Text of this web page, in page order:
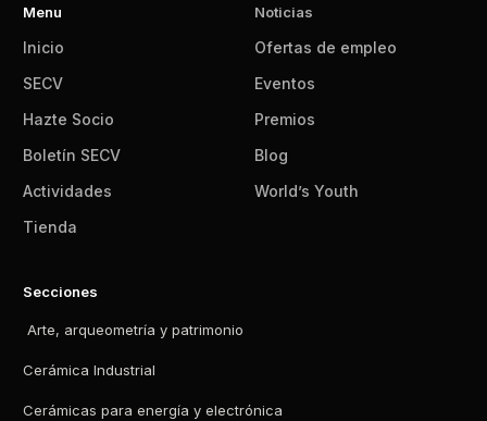
Menu
Inicio
SECV
Hazte Socio
Boletín SECV
Actividades
Tienda
Noticias
Ofertas de empleo
Eventos
Premios
Blog
World’s Youth
Secciones
Arte, arqueometría y patrimonio
Cerámica Industrial
Cerámicas para energía y electrónica